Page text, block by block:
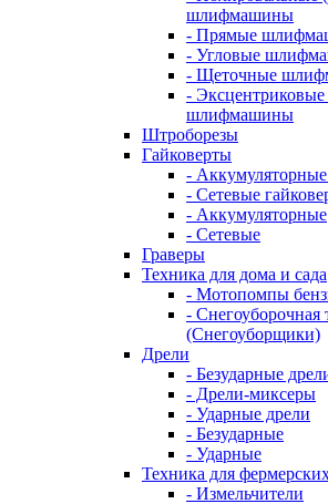
шлифмашины
- Прямые
- Угловые
- Щеточные
-
шлифмашины
Штроборезы
Гайковерты
-
- Сетевые
- Аккумуляторные
- Сетевые
Граверы
Техника для дома и сада
- Мотопомпы
- Снегоуборочная
(Снегоуборщики)
Дрели
- Безударные
- Дрели-миксеры
- Ударные дрели
- Безударные
- Ударные
Техника для
- Измельчители